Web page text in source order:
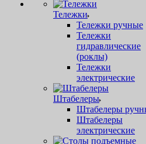
Тележки
Тележки ручные
Тележки
гидравлические
(роклы)
Тележки
электрические
Штабелеры
Штабелеры
Штабелеры
электрические